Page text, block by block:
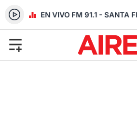
RADIO EN VIVO FM 91.1 - SANTA FE